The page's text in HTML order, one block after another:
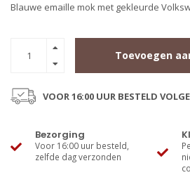
Blauwe emaille mok met gekleurde
Toevoegen
VOOR 16:00 UUR BESTELD
Bezorging
Voor 16:00 uur besteld,
zelfde dag verzonden